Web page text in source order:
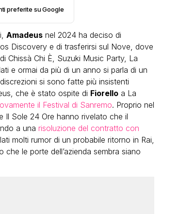
preferite su Google
Amadeusnel 2024 ha deciso di
Discovery e di trasferirsi sul Nove, dove
Chissà Chi È, Suzuki Music Party, La
e ormai da più di un anno si parla di un
si sono fatte più insistenti
che è stato ospite di Fiorelloa La
il Festival di Sanremo. Proprio nel
Il Sole 24 Ore hanno rivelato che il
a una risoluzione del contratto con
molti rumor di un probabile ritorno in Rai,
le porte dell’azienda sembra siano
VIRAL
Camilla Milanesi lascia tutto:
“Addio cike mie, siete state una
grande famiglia per me”
FABIANO MINACCI